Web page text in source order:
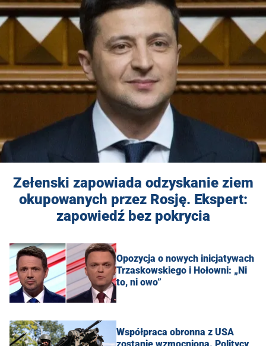
Zełenski zapowiada odzyskanie ziem
okupowanych przez Rosję. Ekspert:
zapowiedź bez pokrycia
Opozycja o nowych inicjatywach
Trzaskowskiego i Hołowni: „Ni
to, ni owo”
Współpraca obronna z USA
zostanie wzmocniona. Politycy